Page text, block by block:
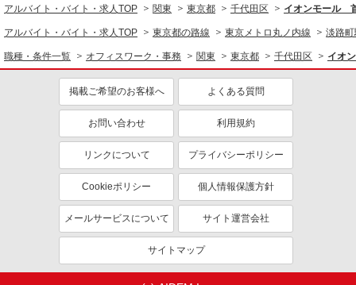
アルバイト・バイト・求人TOP 関東 東京都 千代田区 イオンモール
アルバイト・バイト・求人TOP 東京都の路線 東京メトロ丸ノ内線 淡路
職種・条件一覧 オフィスワーク・事務 関東 東京都 千代田区 イオ
掲載ご希望のお客様へ よくある質問
お問い合わせ 利用規約
リンクについて プライバシーポリシー
Cookieポリシー 個人情報保護方針
メールサービスについて サイト運営会社
サイトマップ